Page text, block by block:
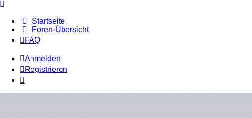
Startseite
Foren-Übersicht
FAQ
Anmelden
Registrieren